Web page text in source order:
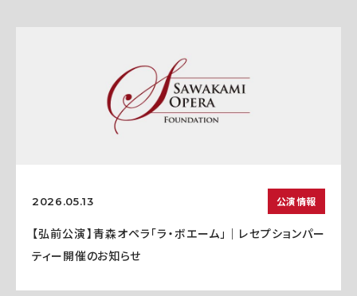
2026.05.13 公演情報
【弘前公演】青森オペラ「ラ・ボエーム」｜レセプションパー
ティー開催のお知らせ